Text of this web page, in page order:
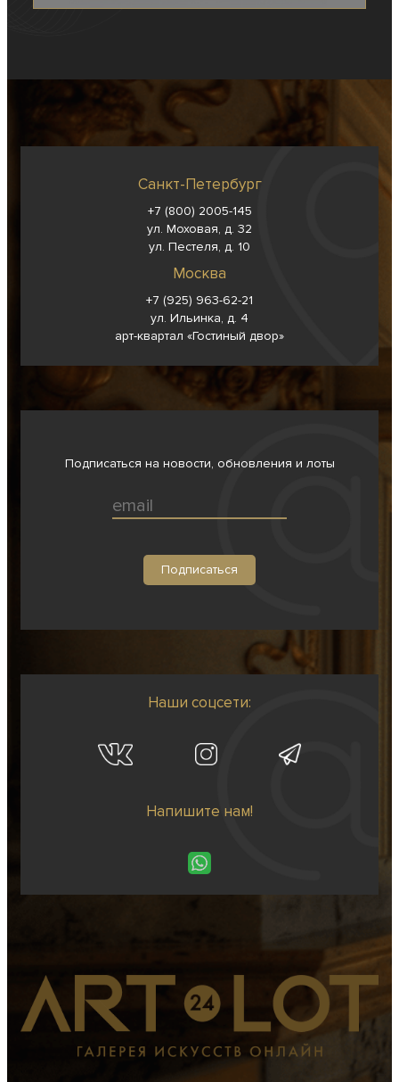
Санкт-Петербург
+7 (800) 2005-145
ул. Моховая, д. 32
ул. Пестеля, д. 10
Москва
+7 (925) 963-62-21
ул. Ильинка, д. 4
арт-квартал «Гостиный двор»
Подписаться на новости, обновления и лоты
Наши соцсети:
Напишите нам!